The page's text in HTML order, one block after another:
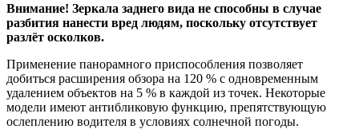
Внимание! Зеркала заднего вида не способны в случае
разбития нанести вред людям, поскольку отсутствует
разлёт осколков.
Применение панорамного приспособления позволяет
добиться расширения обзора на 120 % с одновременным
удалением объектов на 5 % в каждой из точек. Некоторые
модели имеют антибликовую функцию, препятствующую
ослеплению водителя в условиях солнечной погоды.